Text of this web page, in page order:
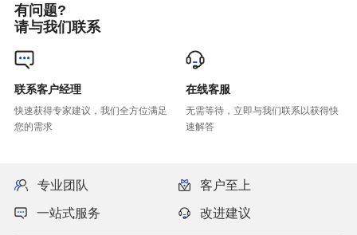
有问题?
请与我们联系
联系客户经理
您的需求
在线客服
速解答
专业团队 客户至上
一站式服务 改进建议